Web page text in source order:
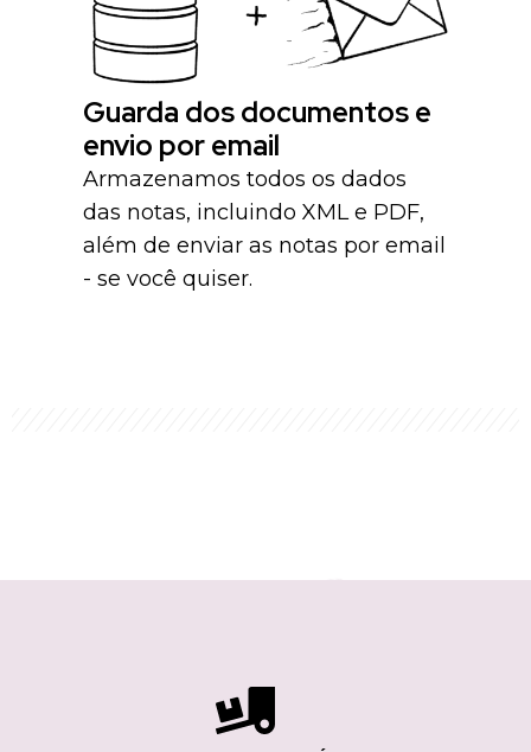
Guarda dos documentos e
envio por email
Armazenamos todos os dados
das notas, incluindo XML e PDF,
além de enviar as notas por email
- se você quiser.